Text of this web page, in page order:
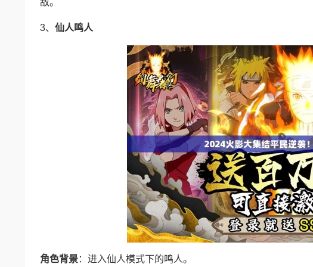
敌。
3、 仙人鸣人
角色背景：进入仙人模式下的鸣人。